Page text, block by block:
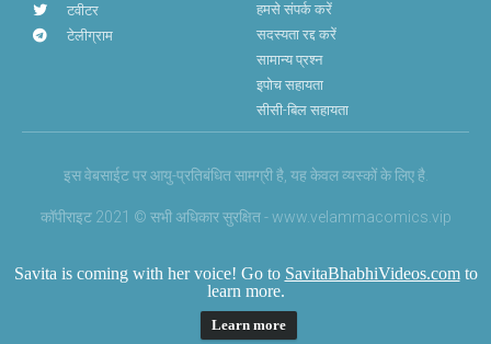
टवीटर
टेलीग्राम
हमसे संपर्क करें
सदस्यता रद्द करें
सामान्य प्रश्न
इपोच सहायता
सीसी-बिल सहायता
इस वेबसाईट पर आयु-प्रतिबंधित सामग्री है, यह केवल व्यस्कों के लिए है.
कॉपीराइट 2021 © सभी अधिकार सुरक्षित - www.velammacomics.vip
Savita is coming with her voice! Go to SavitaBhabhiVideos.comto
learn more.
Learn more